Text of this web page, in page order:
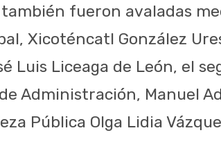
fueron avaladas
Xicoténcatl González
Luis Liceaga de León, el
Administración, Manuel
Pública Olga Lidia